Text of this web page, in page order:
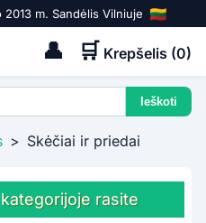
m. Sandėlis Vilniuje
👤 🛒 Krepšelis (0)
> Skėčiai ir priedai
rasite